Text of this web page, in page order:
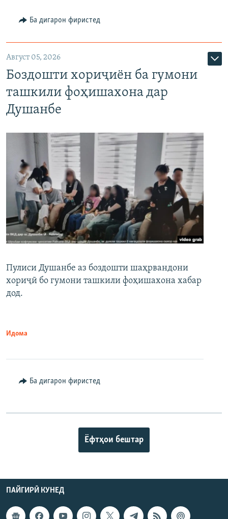
Ба дигарон фиристед
Август 05, 2026
Боздошти хориҷиён ба гумони
ташкили фоҳишахона дар
Душанбе
Пулиси Душанбе аз боздошти шаҳрвандони
хориҷӣ бо гумони ташкили фоҳишахона хабар
дод.
Идома
Ба дигарон фиристед
Ёфтҳои бештар
ПАЙГИРӢ КУНЕД